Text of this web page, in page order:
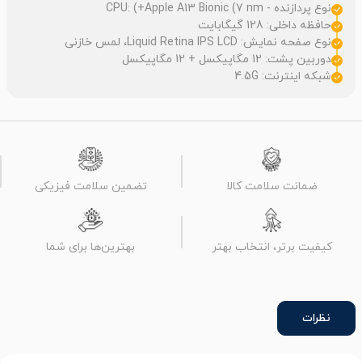
نوع پردازنده - CPU: (+Apple A13 Bionic (7 nm
حافظه داخلی: 128 گيگابايت
نوع صفحه نمایش: Liquid Retina IPS LCD، لمس خازنی
دوربین پشت: 12 مگاپیکسل + 12 مگاپیکسل
شبکه اینترنت: 4.5G
ضمانت سلامت کالا تضمین سلامت فیزیکی
کیفیت برتر، انتخاب بهتر بهترین‌ها برای شما
نظرات